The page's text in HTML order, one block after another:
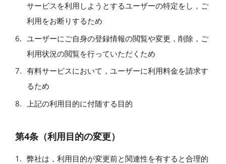
サービスを利用しようとするユーザーの特定をし，ご
利用をお断りするため
ユーザーにご自身の登録情報の閲覧や変更，削除，ご
利用状況の閲覧を行っていただくため
有料サービスにおいて，ユーザーに利用料金を請求す
るため
上記の利用目的に付随する目的
第4条（利用目的の変更）
弊社は，利用目的が変更前と関連性を有すると合理的